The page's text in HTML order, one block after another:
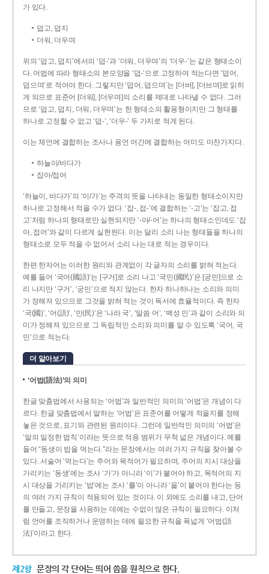
가 있다.
덥고, 덥지
더워, 더우며
위의 ‘덥고, 덥지’에서의 ‘덥-­’과 ‘더워, 더우며’의 ‘더우-­’는 같은 형태소이
다. 어법에 따라 형태소의 본모양을 ‘덥-­’으로 고정하여 적는다면 ‘덥어,
덥으며’로 적어야 한다. 그렇지만 ‘덥어, 덥으며’는 [더버], [더브며]로 읽히
게 되므로 표준어 [더워], [더우며]의 소리를 제대로 나타낼 수 없다. 그러
므로 ‘덥고, 덥지, 더워, 더우며’는 한 형태소의 활용형이지만 그 형태를
하나로 고정할 수 없고 ‘덥-’, ‘더우-’ 두 가지로 적게 된다.
이는 체언에 결합하는 조사나 용언 어간에 결합하는 어미도 마찬가지다.
하늘이/바다가
잡아/접어
‘하늘이, 바다가’의 ‘이/가’는 주격의 뜻을 나타내는 동일한 형태소이지만
하나로 고정해서 적을 수가 없다. ‘잡-, 접-’에 결합하는 ‘-고’는 ‘잡고, 접
고’처럼 하나의 형태로만 실현되지만 ‘-아/-어’는 하나의 형태소인데도 ‘잡
아, 접어’와 같이 다르게 실현된다. 이는 달리 소리 나는 형태들을 하나의
형태소로 모두 적을 수 없어서 소리 나는 대로 적는 경우이다.
한편 한자어는 이러한 원리와 관계없이 각 글자의 소리를 밝혀 적는다.
예를 들어 ‘국어(國語)’는 [구거]로 소리 나고 ‘국민(國民)’은 [궁민]으로 소
리 나지만 ‘구거’, ‘궁민’으로 적지 않는다. 한자 하나하나는 소리와 의미
가 정해져 있으므로 그것을 밝혀 적는 것이 독서에 효율적이다. 즉 한자
‘국(國)’, ‘어(語)’, ‘민(民)’은 ‘나라 국’, ‘말씀 어’, ‘백성 민’과 같이 소리와 의
미가 정해져 있으므로 그 독립적인 소리와 의미를 알 수 있도록 ‘국어, 국
민’으로 적는다.
더 알아보기
‘어법(語法)’의 의미
한글 맞춤법에서 사용되는 ‘어법’과 일반적인 의미의 ‘어법’은 개념이 다
르다. 한글 맞춤법에서 말하는 ‘어법’은 표준어를 어떻게 적을지를 정해
놓은 것으로, 표기와 관련된 원리이다. 그런데 일반적인 의미의 ‘어법’은
‘말의 일정한 법칙’이라는 뜻으로 적용 범위가 무척 넓은 개념이다. 예를
들어 “동생이 밥을 먹는다.”라는 문장에서는 여러 가지 규칙을 찾아볼 수
있다. 서술어 ‘먹는다’는 주어와 목적어가 필요하며, 주어의 지시 대상을
가리키는 ‘동생’에는 조사 ‘가’가 아니라 ‘이’가 붙어야 하고, 목적어의 지
시 대상을 가리키는 ‘밥’에는 조사 ‘를’이 아니라 ‘을’이 붙어야 한다는 등
의 여러 가지 규칙이 적용되어 있는 것이다. 이 외에도 소리를 내고, 단어
를 만들고, 문장을 사용하는 데에는 수없이 많은 규칙이 필요하다. 이처
럼 언어를 조직하거나 운영하는 데에 필요한 규칙을 폭넓게 ‘어법(語
法)’이라고 한다.
제2항 문장의 각 단어는 띄어 씀을 원칙으로 한다.